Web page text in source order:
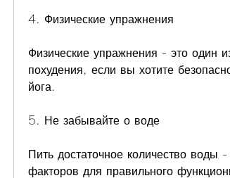
4. Физические упражнения
Физические упражнения - это один
похудения, если вы хотите
йога.
5. Не забывайте о воде
Пить достаточное количество
факторов для правильного